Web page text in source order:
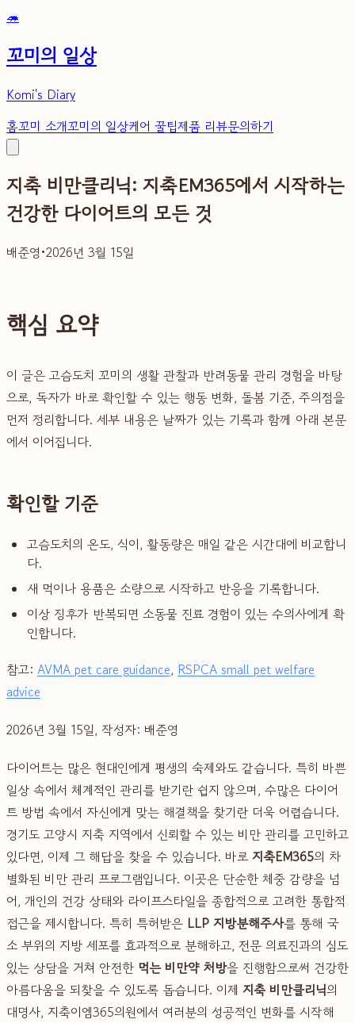
🦔
꼬미의 일상
Komi's Diary
홈꼬미 소개꼬미의 일상케어 꿀팁제품 리뷰문의하기
지축 비만클리닉: 지축EM365에서 시작하는
건강한 다이어트의 모든 것
배준영•2026년 3월 15일
핵심 요약
이 글은 고슴도치 꼬미의 생활 관찰과 반려동물 관리 경험을 바탕
으로, 독자가 바로 확인할 수 있는 행동 변화, 돌봄 기준, 주의점을
먼저 정리합니다. 세부 내용은 날짜가 있는 기록과 함께 아래 본문
에서 이어집니다.
확인할 기준
고슴도치의 온도, 식이, 활동량은 매일 같은 시간대에 비교합니
다.
새 먹이나 용품은 소량으로 시작하고 반응을 기록합니다.
이상 징후가 반복되면 소동물 진료 경험이 있는 수의사에게 확
인합니다.
참고: AVMA pet care guidance, RSPCA small pet welfare
advice
2026년 3월 15일, 작성자: 배준영
다이어트는 많은 현대인에게 평생의 숙제와도 같습니다. 특히 바쁜
일상 속에서 체계적인 관리를 받기란 쉽지 않으며, 수많은 다이어
트 방법 속에서 자신에게 맞는 해결책을 찾기란 더욱 어렵습니다.
경기도 고양시 지축 지역에서 신뢰할 수 있는 비만 관리를 고민하고
있다면, 이제 그 해답을 찾을 수 있습니다. 바로 지축EM365의 차
별화된 비만 관리 프로그램입니다. 이곳은 단순한 체중 감량을 넘
어, 개인의 건강 상태와 라이프스타일을 종합적으로 고려한 통합적
접근을 제시합니다. 특히 특허받은 LLP 지방분해주사를 통해 국
소 부위의 지방 세포를 효과적으로 분해하고, 전문 의료진과의 심도
있는 상담을 거쳐 안전한 먹는 비만약 처방을 진행함으로써 건강한
아름다움을 되찾을 수 있도록 돕습니다. 이제 지축 비만클리닉의
대명사, 지축이엠365의원에서 여러분의 성공적인 변화를 시작해